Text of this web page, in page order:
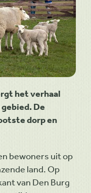
het verhaal
De
dorp en
bewoners uit op
land. Op
van Den Burg